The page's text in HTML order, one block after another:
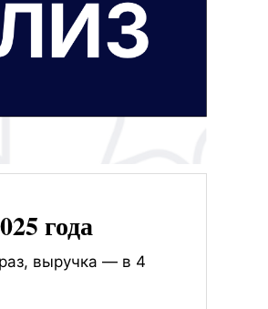
года
выручка — в 4